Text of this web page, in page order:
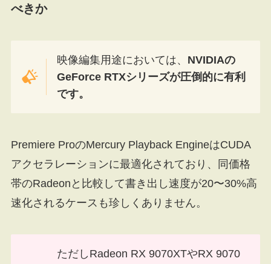
べきか
映像編集用途においては、 NVIDIAの
GeForce RTXシリーズが圧倒的に有利
です。
Premiere ProのMercury Playback EngineはCUDA
アクセラレーションに最適化されており、同価格
帯のRadeonと比較して書き出し速度が20〜30%高
速化されるケースも珍しくありません。
ただしRadeon RX 9070XTやRX 9070